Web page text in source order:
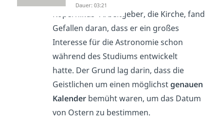
Kopernikus‘ Arbeitgeber, die Kirche, fand
Gefallen daran, dass er ein großes
Interesse für die Astronomie schon
während des Studiums entwickelt
hatte. Der Grund lag darin, dass die
Geistlichen um einen möglichstgenauen
Kalenderbemüht waren, um das Datum
von Ostern zu bestimmen.
Dauer: 03:21